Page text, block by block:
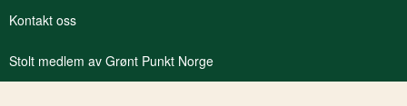
Kontakt oss
Stolt medlem av Grønt Punkt Norge